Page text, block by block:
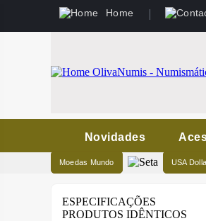
Home
Novidades
Moedas Mundo USA
ESPECIFICAÇÕES
PRODUTOS IDÊNTICOS